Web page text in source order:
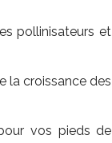
pollinisateurs et
la croissance des
vos pieds de